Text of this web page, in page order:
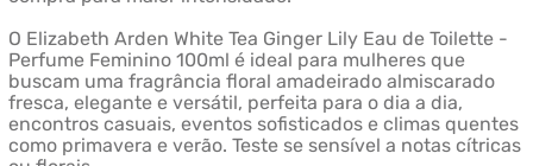
O Elizabeth Arden White Tea Ginger Lily Eau de Toilette -
Perfume Feminino 100ml é ideal para mulheres que
buscam uma fragrância floral amadeirado almiscarado
fresca, elegante e versátil, perfeita para o dia a dia,
encontros casuais, eventos sofisticados e climas quentes
como primavera e verão. Teste se sensível a notas cítricas